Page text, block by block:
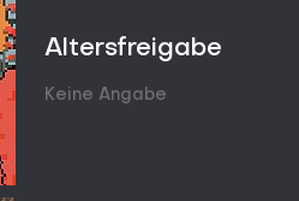
Positionierung und Timing den
Angriffen auszuweichen und mit
verschiedene
Altersfreigabe
Keine Angabe